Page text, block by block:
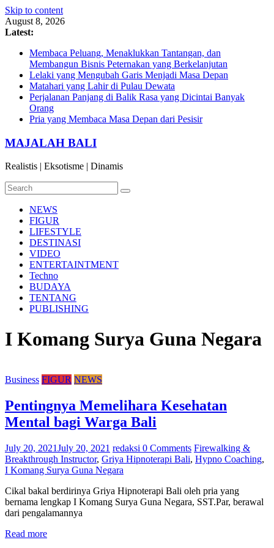
Skip to content
August 8, 2026
Latest:
Membaca Peluang, Menaklukkan Tantangan, dan
Membangun Bisnis Peternakan yang Berkelanjutan
Lelaki yang Mengubah Garis Menjadi Masa Depan
Matahari yang Lahir di Pulau Dewata
Perjalanan Panjang di Balik Rasa yang Dicintai Banyak
Orang
Pria yang Membaca Masa Depan dari Pesisir
MAJALAH BALI
Realistis | Eksotisme | Dinamis
NEWS
FIGUR
LIFESTYLE
DESTINASI
VIDEO
ENTERTAINTMENT
Techno
BUDAYA
TENTANG
PUBLISHING
I Komang Surya Guna Negara
Business FIGUR NEWS
Pentingnya Memelihara Kesehatan
Mental bagi Warga Bali
July 20, 2021July 20, 2021 redaksi 0 Comments Firewalking &
Breakthrough Instructor, Griya Hipnoterapi Bali, Hypno Coaching,
I Komang Surya Guna Negara
Cikal bakal berdirinya Griya Hipnoterapi Bali oleh pria yang
bernama lengkap I Komang Surya Guna Negara, SST.Par, berawal
dari pengalamannya
Read more